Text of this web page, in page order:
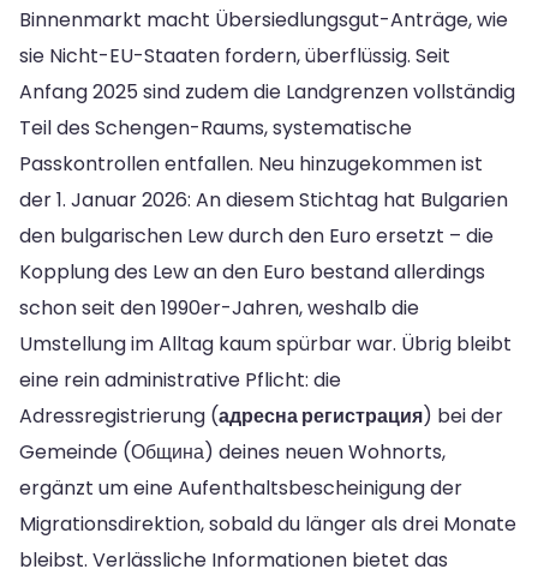
Binnenmarkt macht Übersiedlungsgut-Anträge, wie
sie Nicht-EU-Staaten fordern, überflüssig. Seit
Anfang 2025 sind zudem die Landgrenzen vollständig
Teil des Schengen-Raums, systematische
Passkontrollen entfallen. Neu hinzugekommen ist
der 1. Januar 2026: An diesem Stichtag hat Bulgarien
den bulgarischen Lew durch den Euro ersetzt – die
Kopplung des Lew an den Euro bestand allerdings
schon seit den 1990er-Jahren, weshalb die
Umstellung im Alltag kaum spürbar war. Übrig bleibt
eine rein administrative Pflicht: die
Adressregistrierung (адресна регистрация) bei der
Gemeinde (Община) deines neuen Wohnorts,
ergänzt um eine Aufenthaltsbescheinigung der
Migrationsdirektion, sobald du länger als drei Monate
bleibst. Verlässliche Informationen bietet das